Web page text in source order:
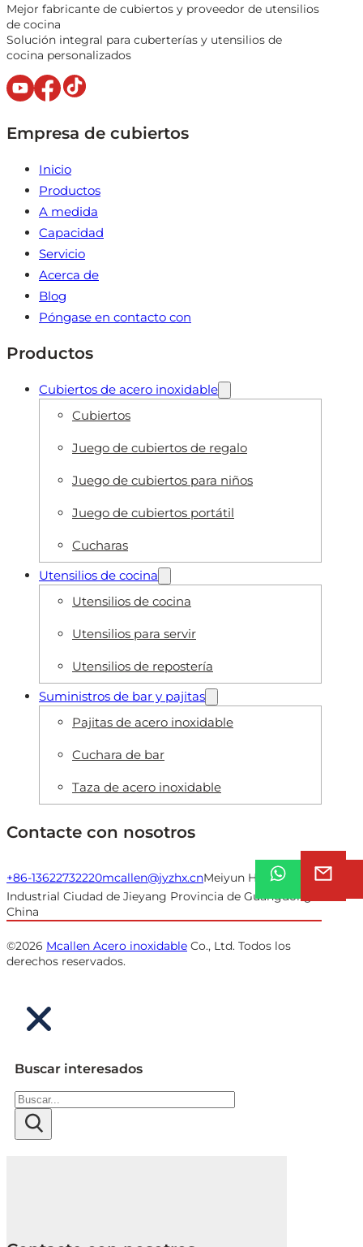
Mejor fabricante de cubiertos y proveedor de utensilios
de cocina
Solución integral para cuberterías y utensilios de
cocina personalizados
Empresa de cubiertos
Inicio
Productos
A medida
Capacidad
Servicio
Acerca de
Blog
Póngase en contacto con
Productos
Cubiertos de acero inoxidable
Cubiertos
Juego de cubiertos de regalo
Juego de cubiertos para niños
Juego de cubiertos portátil
Cucharas
Utensilios de cocina
Utensilios de cocina
Utensilios para servir
Utensilios de repostería
Suministros de bar y pajitas
Pajitas de acero inoxidable
Cuchara de bar
Taza de acero inoxidable
Contacte con nosotros
+86-13622732220mcallen@jyzhx.cnMeiyun Hecuo
Industrial Ciudad de Jieyang Provincia de Guangdong
China
©2026 Mcallen Acero inoxidable Co., Ltd. Todos los
derechos reservados.
Buscar interesados
Buscar